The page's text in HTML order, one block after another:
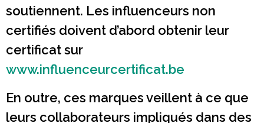
soutiennent. Les influenceurs non
certifiés doivent d’abord obtenir leur
certificat sur
www.influenceurcertificat.be
En outre, ces marques veillent à ce que
leurs collaborateurs impliqués dans des